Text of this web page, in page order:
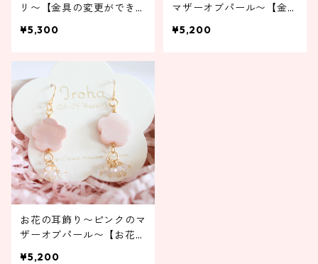
リ〜【金具の変更ができま
¥5,300
マザーオブパール〜【金具
¥5,200
お花の耳飾り〜ピンクのマ
ザーオブパール〜【お花の
¥5,200